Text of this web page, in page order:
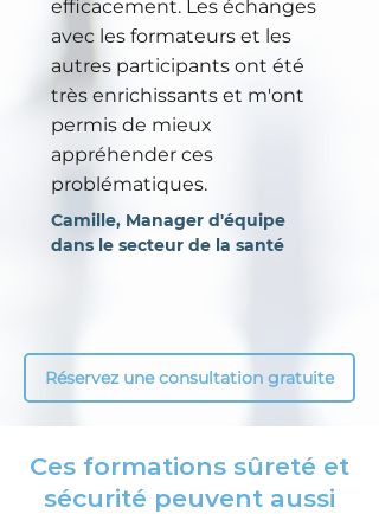
efficacement. Les échanges
avec les formateurs et les
autres participants ont été
très enrichissants et m'ont
permis de mieux
appréhender ces
problématiques.
Camille, Manager d'équipe
dans le secteur de la santé
Réservez une consultation gratuite
Ces formations sûreté et
sécurité peuvent aussi